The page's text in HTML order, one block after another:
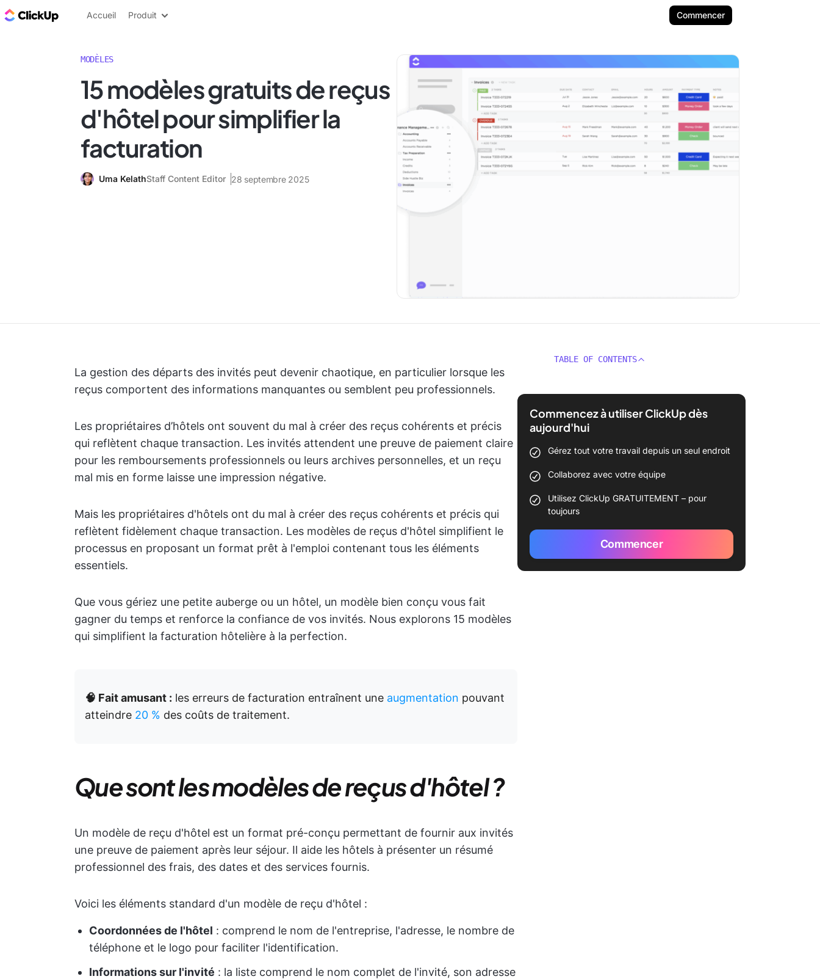
ClickUp Blog
Accueil Produit Commencer
MODÈLES
15 modèles gratuits de reçus
d'hôtel pour simplifier la
facturation
Uma KelathStaff Content Editor 28 septembre 2025
La gestion des départs des invités peut devenir chaotique, en particulier lorsque les
reçus comportent des informations manquantes ou semblent peu professionnels.
Les propriétaires d’hôtels ont souvent du mal à créer des reçus cohérents et précis
qui reflètent chaque transaction. Les invités attendent une preuve de paiement claire
pour les remboursements professionnels ou leurs archives personnelles, et un reçu
mal mis en forme laisse une impression négative.
Mais les propriétaires d'hôtels ont du mal à créer des reçus cohérents et précis qui
reflètent fidèlement chaque transaction. Les modèles de reçus d'hôtel simplifient le
processus en proposant un format prêt à l'emploi contenant tous les éléments
essentiels.
Que vous gériez une petite auberge ou un hôtel, un modèle bien conçu vous fait
gagner du temps et renforce la confiance de vos invités. Nous explorons 15 modèles
qui simplifient la facturation hôtelière à la perfection.
🧠 Fait amusant : les erreurs de facturation entraînent une augmentation pouvant
atteindre 20 % des coûts de traitement.
Que sont les modèles de reçus d'hôtel ?
Un modèle de reçu d'hôtel est un format pré-conçu permettant de fournir aux invités
une preuve de paiement après leur séjour. Il aide les hôtels à présenter un résumé
professionnel des frais, des dates et des services fournis.
Voici les éléments standard d'un modèle de reçu d'hôtel :
Coordonnées de l'hôtel : comprend le nom de l'entreprise, l'adresse, le nombre de
téléphone et le logo pour faciliter l'identification.
Informations sur l'invité : la liste comprend le nom complet de l'invité, son adresse
TABLE OF CONTENTS
Commencez à utiliser ClickUp dès
aujourd'hui
Gérez tout votre travail depuis un seul endroit
Collaborez avec votre équipe
Utilisez ClickUp GRATUITEMENT – pour
toujours
Commencer